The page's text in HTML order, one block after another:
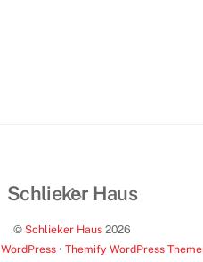
Back
Top
Schlieker Haus
© Schlieker Haus 2026
WordPress• Themify WordPress